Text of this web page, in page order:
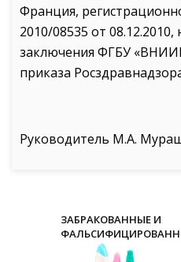
Франция,
2010/08535 от
заключения ФГБУ
приказа
Руководитель М.А.
ЗАБРАКОВАННЫЕ И